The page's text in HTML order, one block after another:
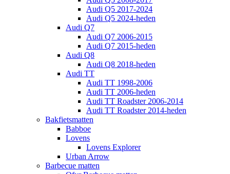
Audi Q5 2017-2024
Audi Q5 2024-heden
Audi Q7
Audi Q7 2006-2015
Audi Q7 2015-heden
Audi Q8
Audi Q8 2018-heden
Audi TT
Audi TT 1998-2006
Audi TT 2006-heden
Audi TT Roadster 2006-2014
Audi TT Roadster 2014-heden
Bakfietsmatten
Babboe
Lovens
Lovens Explorer
Urban Arrow
Barbecue matten